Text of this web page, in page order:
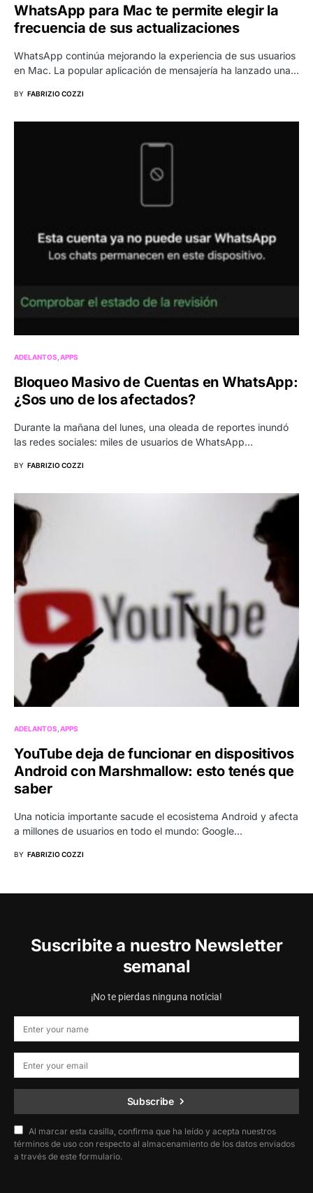
WhatsApp para Mac te permite elegir la
frecuencia de sus actualizaciones
WhatsApp continúa mejorando la experiencia de sus usuarios
en Mac. La popular aplicación de mensajería ha lanzado una…
BY FABRIZIO COZZI
ADELANTOS APPS
Bloqueo Masivo de Cuentas en WhatsApp:
¿Sos uno de los afectados?
Durante la mañana del lunes, una oleada de reportes inundó
las redes sociales: miles de usuarios de WhatsApp…
BY FABRIZIO COZZI
ADELANTOS APPS
YouTube deja de funcionar en dispositivos
Android con Marshmallow: esto tenés que
saber
Una noticia importante sacude el ecosistema Android y afecta
a millones de usuarios en todo el mundo: Google…
BY FABRIZIO COZZI
Suscribite a nuestro Newsletter
semanal
¡No te pierdas ninguna noticia!
Subscribe
Al marcar esta casilla, confirma que ha leído y acepta nuestros
términos de uso con respecto al almacenamiento de los datos enviados
a través de este formulario.